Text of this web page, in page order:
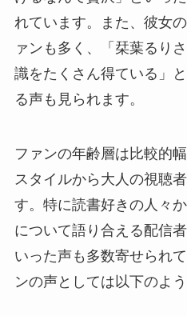
れています。また、彼女
ァンも多く、「栞葉るり
識をたくさん得ている」
る声も見られます。
ファンの年齢層は比較的
スタイルから大人の視聴
す。特に読書好きの人々
について語り合える配信
いった声も多数寄せられ
ンの声としては以下のよ